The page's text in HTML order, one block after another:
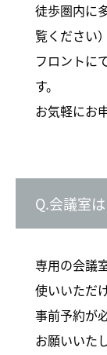
徒歩圏内に
覧ください）
フロントに
す。
お気軽にお
Q.会議室
専用の会議
使いいただ
事前予約が
お願いいた